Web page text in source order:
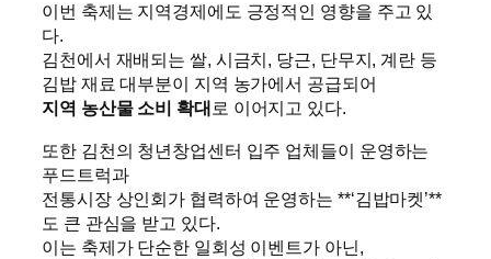
이번 축제는 지역경제에도 긍정적인 영향을 주고 있
다.
김천에서 재배되는 쌀, 시금치, 당근, 단무지, 계란 등
김밥 재료 대부분이 지역 농가에서 공급되어
지역 농산물 소비 확대 로 이어지고 있다.
또한 김천의 청년창업센터 입주 업체들이 운영하는
푸드트럭과
전통시장 상인회가 협력하여 운영하는 **‘김밥마켓’**
도 큰 관심을 받고 있다.
이는 축제가 단순한 일회성 이벤트가 아닌,